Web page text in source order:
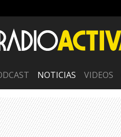
NOTICIAS VIDEOS